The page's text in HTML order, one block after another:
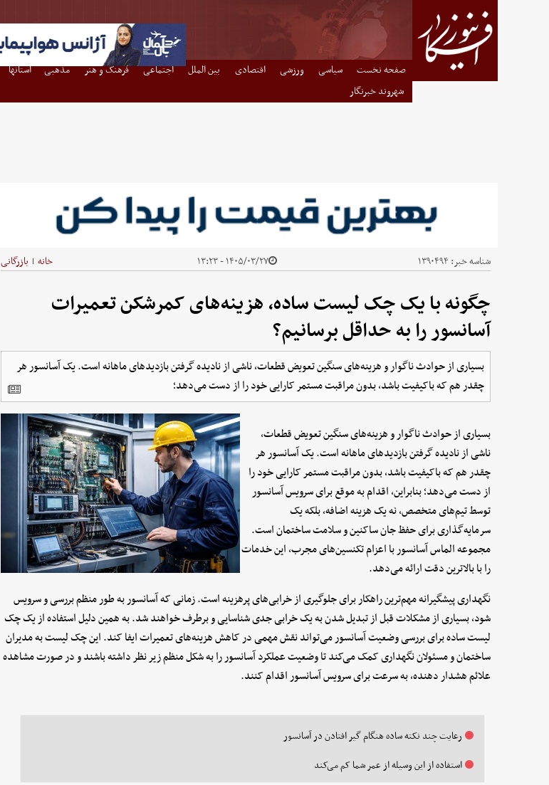
صفحه نخست سیاسی ورزشی اقتصادی بین الملل اجتماعی فرهنگ و هنر مذهبی استانها
شهروند خبرنگار
شناسه خبر: ۱۳۹۰۴۹۴ ۱۴۰۵/۰۳/۲۷ - ۱۳:۲۳ خانه | بازرگانی
چگونه با یک چک لیست ساده، هزینه‌های کمرشکن تعمیرات
آسانسور را به حداقل برسانیم؟
بسیاری از حوادث ناگوار و هزینه‌های سنگین تعویض قطعات، ناشی از نادیده گرفتن بازدیدهای ماهانه است. یک آسانسور هر
چقدر هم که باکیفیت باشد، بدون مراقبت مستمر کارایی خود را از دست می‌دهد؛
بسیاری از حوادث ناگوار و هزینه‌های سنگین تعویض قطعات،
ناشی از نادیده گرفتن بازدیدهای ماهانه است. یک آسانسور هر
چقدر هم که باکیفیت باشد، بدون مراقبت مستمر کارایی خود را
از دست می‌دهد؛ بنابراین، اقدام به موقع برای سرویس آسانسور
توسط تیم‌های متخصص، نه یک هزینه اضافه، بلکه یک
سرمایه‌گذاری برای حفظ جان ساکنین و سلامت ساختمان است.
مجموعه الماس آسانسور با اعزام تکنسین‌های مجرب، این خدمات
را با بالاترین دقت ارائه می‌دهد.
نگهداری پیشگیرانه مهم‌ترین راهکار برای جلوگیری از خرابی‌های پرهزینه است. زمانی که آسانسور به طور منظم بررسی و سرویس
شود، بسیاری از مشکلات قبل از تبدیل شدن به یک خرابی جدی شناسایی و برطرف خواهند شد. به همین دلیل استفاده از یک چک
لیست ساده برای بررسی وضعیت آسانسور می‌تواند نقش مهمی در کاهش هزینه‌های تعمیرات ایفا کند. این چک لیست به مدیران
ساختمان و مسئولان نگهداری کمک می‌کند تا وضعیت عملکرد آسانسور را به شکل منظم زیر نظر داشته باشند و در صورت مشاهده
علائم هشدار دهنده، به سرعت برای سرویس آسانسور اقدام کنند.
رعایت چند نکته ساده هنگام گیر افتادن در آسانسور
استفاده از این وسیله از عمر شما کم می‌کند